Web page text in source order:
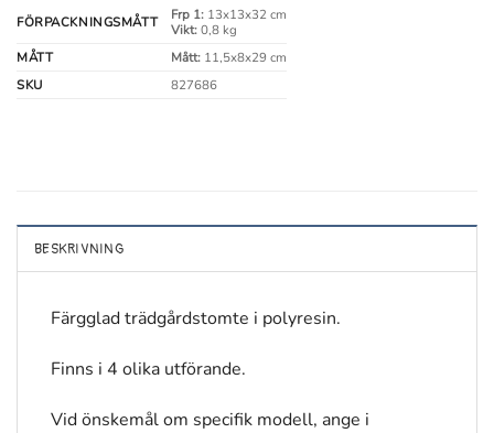
FÖRPACKNINGSMÅTT Frp 1:13x13x32 cm
Vikt:0,8 kg
MÅTT
Mått:11,5x8x29 cm
SKU
827686
BESKRIVNING
Färgglad trädgårdstomte i polyresin.
Finns i 4 olika utförande.
Vid önskemål om specifik modell, ange i